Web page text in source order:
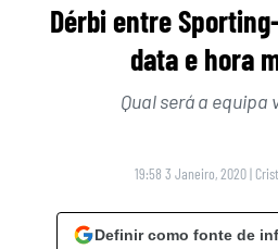
Dérbi entre
data e hora
Qual será a equipa
19:58 3 Janeiro, 2020|
Definir como fonte de